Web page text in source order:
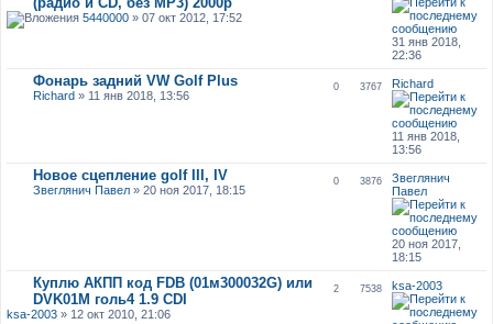
5440000» 07 окт 2012, 17:52
31 янв 2018,
22:36
Фонарь задний VW Golf Plus
Richard» 11 янв 2018, 13:56
0 3767 Richard
11 янв 2018,
13:56
Новое сцепление golf III, IV
Звеглянич Павел» 20 ноя 2017, 18:15
0 3876
Звеглянич
Павел
20 ноя 2017,
18:15
Куплю АКПП код FDB (01м300032G) или
DVK01M голь4 1.9 CDI
ksa-2003» 12 окт 2010, 21:06
2 7538 ksa-2003